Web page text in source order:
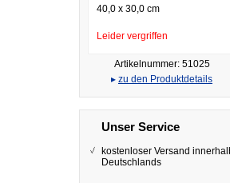
40,0 x 30,0 cm
Leider vergriffen
Artikelnummer: 51025
▸ zu den Produktdetails
Unser Service
kostenloser Versand
Deutschlands